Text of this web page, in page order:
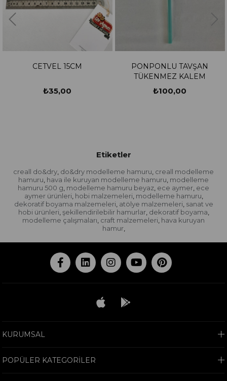
CETVEL 15CM
₺35,00
PONPONLU TAVŞAN
TÜKENMEZ KALEM
₺100,00
Etiketler
creall do&dry, do&dry modelleme hamuru, creall modelleme
hamuru, hava ile kuruyan modelleme hamuru, modelleme
hamuru 500 g, modelleme hamuru beyaz, ece aymer, ece
aymer ürünleri, hobi malzemeleri, modelleme hamuru,
dekoratif boyama malzemeleri, atölye malzemeleri, sanat ve
hobi ürünleri, şekillendirilebilir hamurlar, dekoratif boyama,
modelleme çalışmaları, craft malzemeleri, hava kuruyan
hamur,
KURUMSAL
POPÜLER KATEGORİLER